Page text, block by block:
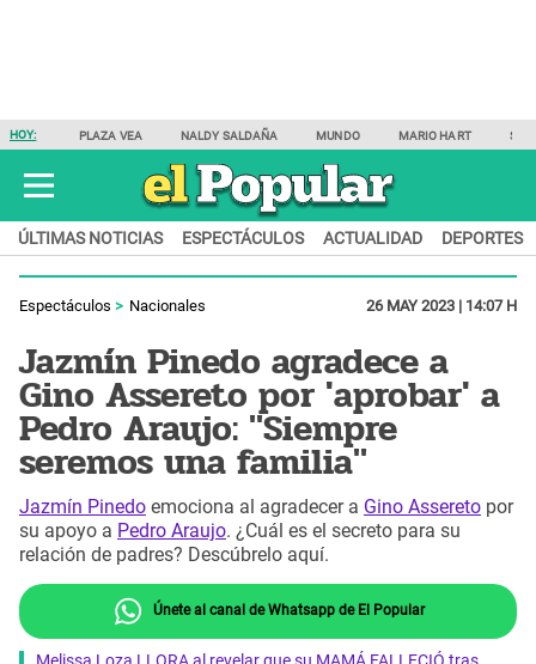
HOY: PLAZA VEA NALDY SALDAÑA MUNDO MARIO HART
ÚLTIMAS NOTICIAS ESPECTÁCULOS ACTUALIDAD DEPORTES
Espectáculos Nacionales 26 MAY 2023 | 14:07 H
Jazmín Pinedo agradece a
Gino Assereto por 'aprobar' a
Pedro Araujo: "Siempre
seremos una familia"
Jazmín Pinedo emociona al agradecer a Gino Assereto por
su apoyo a Pedro Araujo. ¿Cuál es el secreto para su
relación de padres? Descúbrelo aquí.
Únete al canal de Whatsapp de El Popular
Melissa Loza LLORA al revelar que su MAMÁ FALLECIÓ tras